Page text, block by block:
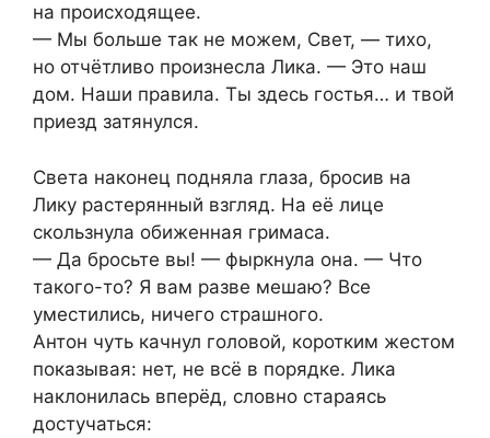
на происходящее.
— Мы больше так не можем, Свет, — тихо,
но отчётливо произнесла Лика. — Это наш
дом. Наши правила. Ты здесь гостья… и твой
приезд затянулся.
Света наконец подняла глаза, бросив на
Лику растерянный взгляд. На её лице
скользнула обиженная гримаса.
— Да бросьте вы! — фыркнула она. — Что
такого-то? Я вам разве мешаю? Все
уместились, ничего страшного.
Антон чуть качнул головой, коротким жестом
показывая: нет, не всё в порядке. Лика
наклонилась вперёд, словно стараясь
достучаться: